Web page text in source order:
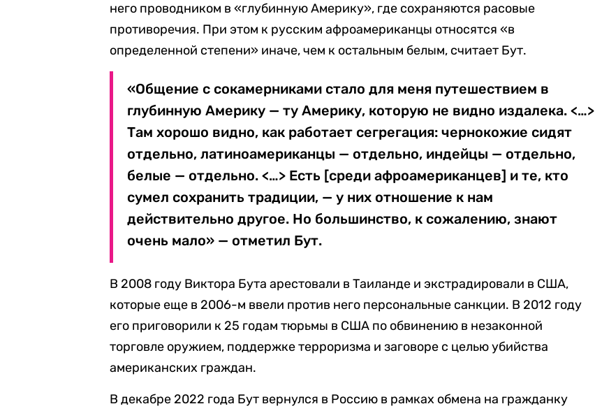
него проводником в «глубинную Америку», где сохраняются расовые
противоречия. При этом к русским афроамериканцы относятся «в
определенной степени» иначе, чем к остальным белым, считает Бут.
«Общение с сокамерниками стало для меня путешествием в
глубинную Америку — ту Америку, которую не видно издалека. <…>
Там хорошо видно, как работает сегрегация: чернокожие сидят
отдельно, латиноамериканцы — отдельно, индейцы — отдельно,
белые — отдельно. <…> Есть [среди афроамериканцев] и те, кто
сумел сохранить традиции, — у них отношение к нам
действительно другое. Но большинство, к сожалению, знают
очень мало» — отметил Бут.
В 2008 году Виктора Бута арестовали в Таиланде и экстрадировали в США,
которые еще в 2006-м ввели против него персональные санкции. В 2012 году
его приговорили к 25 годам тюрьмы в США по обвинению в незаконной
торговле оружием, поддержке терроризма и заговоре с целью убийства
американских граждан.
В декабре 2022 года Бут вернулся в Россию в рамках обмена на гражданку